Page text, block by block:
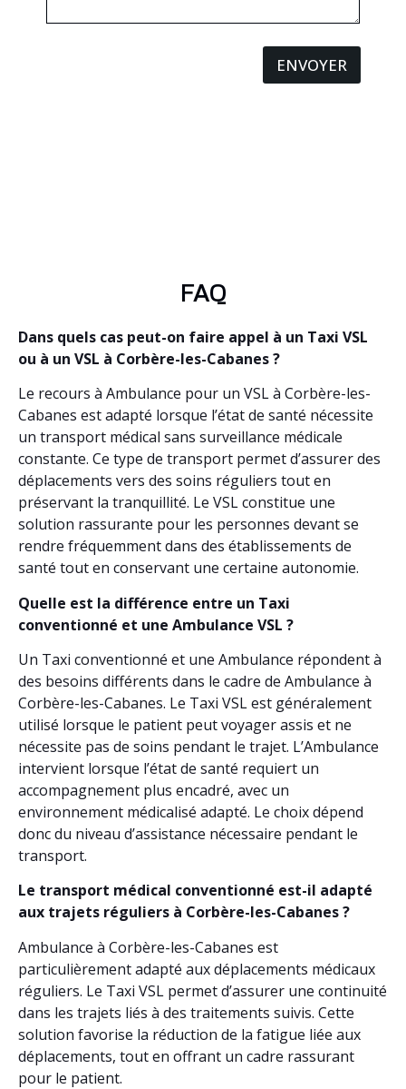
ENVOYER
FAQ
Dans quels cas peut-on faire appel à un Taxi VSL
ou à un VSL à Corbère-les-Cabanes ?
Le recours à Ambulance pour un VSL à Corbère-les-
Cabanes est adapté lorsque l’état de santé nécessite
un transport médical sans surveillance médicale
constante. Ce type de transport permet d’assurer des
déplacements vers des soins réguliers tout en
préservant la tranquillité. Le VSL constitue une
solution rassurante pour les personnes devant se
rendre fréquemment dans des établissements de
santé tout en conservant une certaine autonomie.
Quelle est la différence entre un Taxi
conventionné et une Ambulance VSL ?
Un Taxi conventionné et une Ambulance répondent à
des besoins différents dans le cadre de Ambulance à
Corbère-les-Cabanes. Le Taxi VSL est généralement
utilisé lorsque le patient peut voyager assis et ne
nécessite pas de soins pendant le trajet. L’Ambulance
intervient lorsque l’état de santé requiert un
accompagnement plus encadré, avec un
environnement médicalisé adapté. Le choix dépend
donc du niveau d’assistance nécessaire pendant le
transport.
Le transport médical conventionné est-il adapté
aux trajets réguliers à Corbère-les-Cabanes ?
Ambulance à Corbère-les-Cabanes est
particulièrement adapté aux déplacements médicaux
réguliers. Le Taxi VSL permet d’assurer une continuité
dans les trajets liés à des traitements suivis. Cette
solution favorise la réduction de la fatigue liée aux
déplacements, tout en offrant un cadre rassurant
pour le patient.